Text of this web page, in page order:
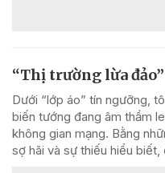
“Thị trường lừa
Dưới “lớp áo” tín ngưỡng,
biến tướng đang âm thầm
không gian mạng. Bằng
sợ hãi và sự thiếu hiểu biết,